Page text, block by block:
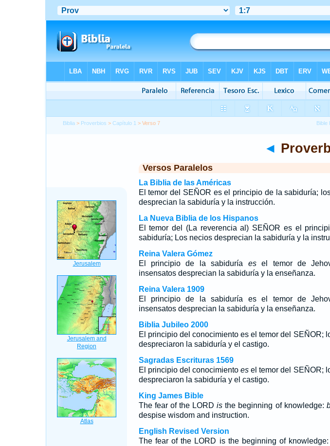
Biblia > Proverbios >Capítulo 1 > Verso 7
◄
Versos Paralelos
La Biblia de las Américas
El temor del SEÑOR es el principio de la sabiduría;
desprecian la sabiduría y la instrucción.
La Nueva Biblia de los Hispanos
El temor del (La reverencia al) SEÑOR es el
sabiduría; Los necios desprecian la sabiduría y la
Reina Valera Gómez
El principio de la sabiduría esel temor de
insensatos desprecian la sabiduría y la enseñanza.
Reina Valera 1909
El principio de la sabiduría es el temor de
insensatos desprecian la sabiduría y la enseñanza.
Biblia Jubileo 2000
El principio del conocimiento es el temor del SEÑOR;
despreciaron la sabiduría y el castigo.
Sagradas Escrituras 1569
El principio del conocimientoes el temor del SEÑOR;
despreciaron la sabiduría y el castigo.
King James Bible
The fear of the LORDis the beginning of knowledge:
despise wisdom and instruction.
English Revised Version
The fear of the LORD is the beginning of